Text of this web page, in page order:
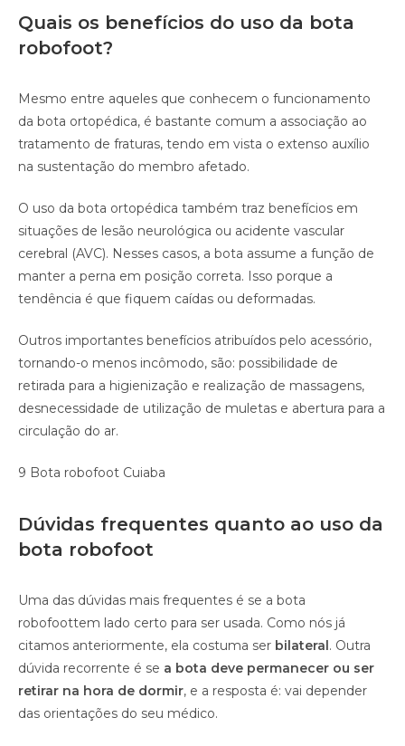
Quais os benefícios do uso da bota
robofoot?
Mesmo entre aqueles que conhecem o funcionamento
da bota ortopédica, é bastante comum a associação ao
tratamento de fraturas, tendo em vista o extenso auxílio
na sustentação do membro afetado.
O uso da bota ortopédica também traz benefícios em
situações de lesão neurológica ou acidente vascular
cerebral (AVC). Nesses casos, a bota assume a função de
manter a perna em posição correta. Isso porque a
tendência é que fiquem caídas ou deformadas.
Outros importantes benefícios atribuídos pelo acessório,
tornando-o menos incômodo, são: possibilidade de
retirada para a higienização e realização de massagens,
desnecessidade de utilização de muletas e abertura para a
circulação do ar.
9 Bota robofoot Cuiaba
Dúvidas frequentes quanto ao uso da
bota robofoot
Uma das dúvidas mais frequentes é se a bota
robofoottem lado certo para ser usada. Como nós já
citamos anteriormente, ela costuma ser bilateral. Outra
dúvida recorrente é se a bota deve permanecer ou ser
retirar na hora de dormir, e a resposta é: vai depender
das orientações do seu médico.